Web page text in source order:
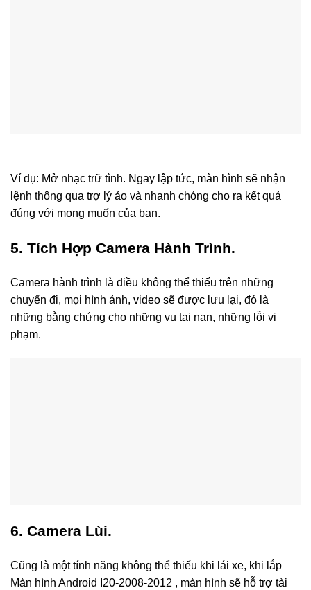
Ví dụ: Mở nhạc trữ tình. Ngay lập tức, màn hình sẽ nhận
lệnh thông qua trợ lý ảo và nhanh chóng cho ra kết quả
đúng với mong muốn của bạn.
5. Tích Hợp Camera Hành Trình.
Camera hành trình là điều không thể thiếu trên những
chuyến đi, mọi hình ảnh, video sẽ được lưu lại, đó là
những bằng chứng cho những vu tai nạn, những lỗi vi
phạm.
6. Camera Lùi.
Cũng là một tính năng không thể thiếu khi lái xe, khi lắp
Màn hình Android I20-2008-2012 , màn hình sẽ hỗ trợ tài